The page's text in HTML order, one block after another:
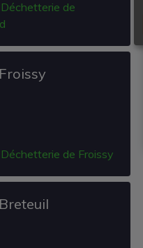
Déchetterie de
Déchetterie de Froissy